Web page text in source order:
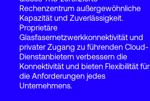
Login
Rechenzentrum außergewöhnliche
Kapazität und Zuverlässigkeit.
Proprietäre
Glasfasernetzwerkkonnektivität und
privater Zugang zu führenden Cloud-
Dienstanbietern verbessern die
Konnektivität und bieten Flexibilität für
die Anforderungen jedes
Unternehmens.